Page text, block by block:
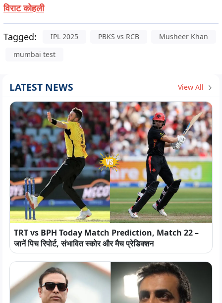
विराट कोहली
Tagged: IPL 2025 PBKS vs RCB
Musheer Khan
mumbai test
LATEST NEWS View All
TRT vs BPH Today Match Prediction, Match 22 –
जानें पिच रिपोर्ट, संभावित स्कोर और मैच प्रेडिक्शन